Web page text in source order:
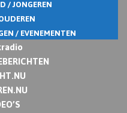
/ JONGEREN
/ EVENEMENTEN